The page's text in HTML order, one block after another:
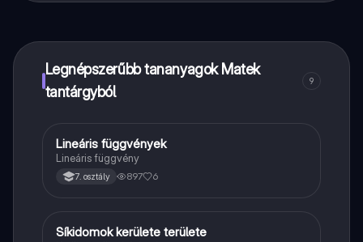
Legnépszerűbb tananyagok Matek
tantárgyból
9
Matek
Lineáris függvények
Lineáris függvény
7. osztály 897 6
Matek
Síkidomok kerülete területe